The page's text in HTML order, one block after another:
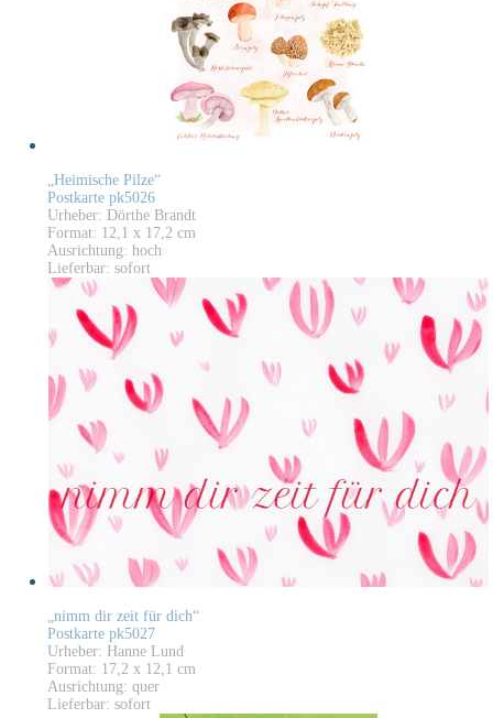
„Heimische Pilze“
Postkarte pk5026
Urheber: Dörthe Brandt
Format: 12,1 x 17,2 cm
Ausrichtung: hoch
Lieferbar: sofort
„nimm dir zeit für dich“
Postkarte pk5027
Urheber: Hanne Lund
Format: 17,2 x 12,1 cm
Ausrichtung: quer
Lieferbar: sofort